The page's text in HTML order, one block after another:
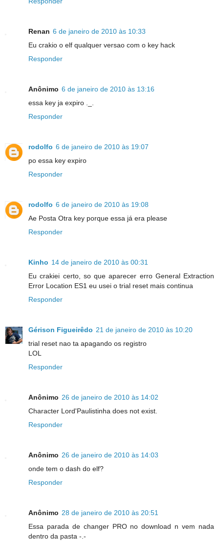
Renan 6 de janeiro de 2010 às 10:33
Eu crakio o elf qualquer versao com o key hack
Responder
Anônimo 6 de janeiro de 2010 às 13:16
essa key ja expiro ._.
Responder
rodolfo 6 de janeiro de 2010 às 19:07
po essa key expiro
Responder
rodolfo 6 de janeiro de 2010 às 19:08
Ae Posta Otra key porque essa já era please
Responder
Kinho 14 de janeiro de 2010 às 00:31
Eu crakiei certo, so que aparecer erro General Extraction
Error Location ES1 eu usei o trial reset mais continua
Responder
Gérison Figueirêdo 21 de janeiro de 2010 às 10:20
trial reset nao ta apagando os registro
LOL
Responder
Anônimo 26 de janeiro de 2010 às 14:02
Character Lord'Paulistinha does not exist.
Responder
Anônimo 26 de janeiro de 2010 às 14:03
onde tem o dash do elf?
Responder
Anônimo 28 de janeiro de 2010 às 20:51
Essa parada de changer PRO no download n vem nada
dentro da pasta -.-